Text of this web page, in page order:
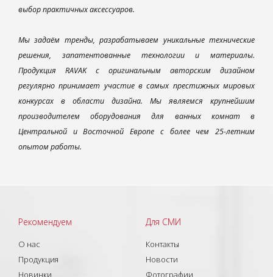
выбор практичных аксессуаров.
Мы задаём тренды, разрабатываем уникальные технические
решения, запатентованные технологии и материалы.
Продукция RAVAK с оригинальным авторским дизайном
регулярно принимает участие в самых престижных мировых
конкурсах в области дизайна. Мы являемся крупнейшим
производителем оборудования для ванных комнат в
Центральной и Восточной Европе с более чем 25-летним
опытом работы.
Рекомендуем
О нас
Продукция
Новинки
Для СМИ
Контакты
Новости
Фотографии